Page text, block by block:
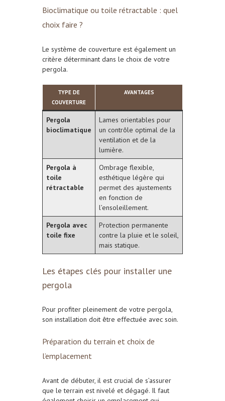
Bioclimatique ou toile rétractable : quel
choix faire ?
Le système de couverture est également un
critère déterminant dans le choix de votre
pergola.
TYPE DE
COUVERTURE
AVANTAGES
Pergola
bioclimatique
Lames orientables pour
un contrôle optimal de la
ventilation et de la
lumière.
Pergola à
toile
rétractable
Ombrage flexible,
esthétique légère qui
permet des ajustements
en fonction de
l’ensoleillement.
Pergola avec
toile fixe
Protection permanente
contre la pluie et le soleil,
mais statique.
Les étapes clés pour installer une
pergola
Pour profiter pleinement de votre pergola,
son installation doit être effectuée avec soin.
Préparation du terrain et choix de
l’emplacement
Avant de débuter, il est crucial de s’assurer
que le terrain est nivelé et dégagé. Il faut